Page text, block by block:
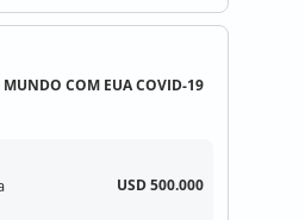
MUNDO COM EUA COVID-19
USD 500.000